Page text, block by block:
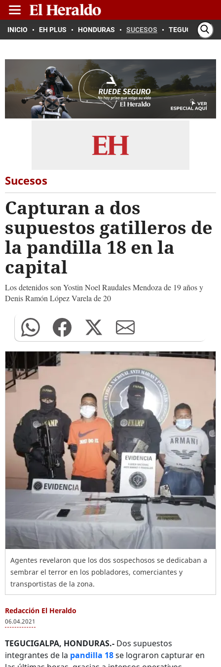
INICIO EH PLUS HONDURAS SUCESOS TEGUCIGALPA
Sucesos
Capturan a dos
supuestos gatilleros de
la pandilla 18 en la
capital
Los detenidos son Yostin Noel Raudales Mendoza de 19 años y
Denis Ramón López Varela de 20
Agentes revelaron que los dos sospechosos se dedicaban a
sembrar el terror en los pobladores, comerciantes y
transportistas de la zona.
Redacción El Heraldo
06.04.2021
TEGUCIGALPA, HONDURAS.- Dos supuestos
integrantes de la pandilla 18se lograron capturar en